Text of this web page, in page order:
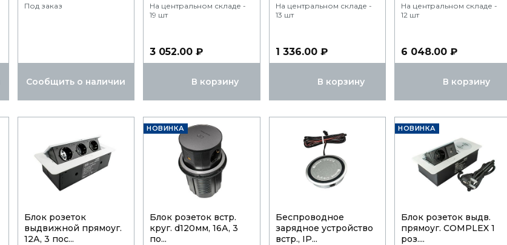
Под заказ
Сообщить о наличии
На центральном складе -
19 шт
3 052.00 ₽
В корзину
На центральном складе -
13 шт
1 336.00 ₽
В корзину
На центральном складе -
12 шт
6 048.00 ₽
В корзину
Блок розеток
выдвижной прямоуг.
12А, 3 пос...
НОВИНКА
Блок розеток встр.
круг. d120мм, 16А, 3
по...
Беспроводное
зарядное устройство
встр., IP...
НОВИНКА
Блок розеток выдв.
прямоуг. COMPLEX 1
роз....